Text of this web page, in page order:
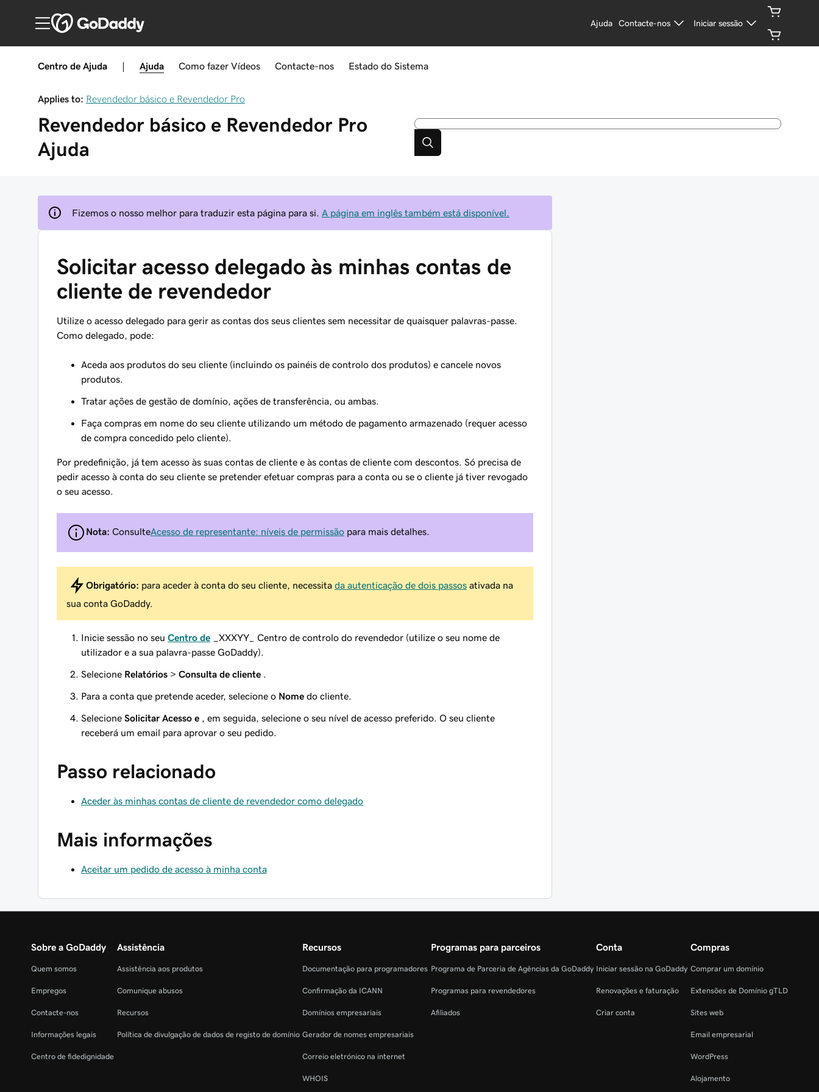
Ajuda Contacte-nos Iniciar sessão
Centro de Ajuda Ajuda Como fazer Vídeos Contacte-nos Estado do Sistema
Applies to: Revendedor básico e Revendedor Pro
Revendedor básico e Revendedor Pro
Ajuda
Fizemos o nosso melhor para traduzir esta página para si. A página em inglês também está disponível.
Solicitar acesso delegado às minhas contas de
cliente de revendedor
Utilize o acesso delegado para gerir as contas dos seus clientes sem necessitar de quaisquer palavras-passe.
Como delegado, pode:
Aceda aos produtos do seu cliente (incluindo os painéis de controlo dos produtos) e cancele novos
produtos.
Tratar ações de gestão de domínio, ações de transferência, ou ambas.
Faça compras em nome do seu cliente utilizando um método de pagamento armazenado (requer acesso
de compra concedido pelo cliente).
Por predefinição, já tem acesso às suas contas de cliente e às contas de cliente com descontos. Só precisa de
pedir acesso à conta do seu cliente se pretender efetuar compras para a conta ou se o cliente já tiver revogado
o seu acesso.
Nota: ConsulteAcesso de representante: níveis de permissão para mais detalhes.
Obrigatório: para aceder à conta do seu cliente, necessita da autenticação de dois passos ativada na
sua conta GoDaddy.
Inicie sessão no seu Centro de _XXXYY_ Centro de controlo do revendedor (utilize o seu nome de
utilizador e a sua palavra-passe GoDaddy).
Selecione Relatórios > Consulta de cliente
Para a conta que pretende aceder, selecione o Nome do cliente.
Selecione Solicitar Acesso e , em seguida, selecione o seu nível de acesso preferido. O seu cliente
receberá um email para aprovar o seu pedido.
Passo relacionado
Aceder às minhas contas de cliente de revendedor como delegado
Mais informações
Aceitar um pedido de acesso à minha conta
Sobre a GoDaddy
Quem somos
Empregos
Contacte-nos
Informações legais
Centro de fidedignidade
Assistência
Assistência aos produtos
Comunique abusos
Recursos
Política de divulgação de dados de registo de domínio
Recursos
Documentação para programadores
Confirmação da ICANN
Domínios empresariais
Gerador de nomes empresariais
Correio eletrónico na internet
WHOIS
Programas para parceiros
Programa de Parceria de Agências da GoDaddy
Programas para revendedores
Afiliados
Conta
Iniciar sessão na GoDaddy
Renovações e faturação
Criar conta
Compras
Comprar um domínio
Extensões de Domínio gTLD
Sites web
Email empresarial
WordPress
Alojamento